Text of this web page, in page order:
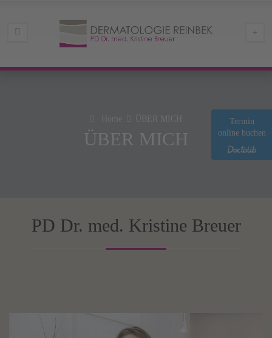
Termin
online buchen
Home ÜBER MICH
ÜBER MICH
PD Dr. med. Kristine Breuer